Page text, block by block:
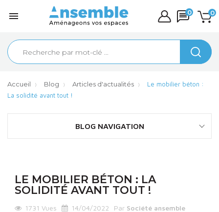
 0
0
Accueil Blog Articles d'actualités
Le mobilier béton :
La solidité avant tout !
BLOG NAVIGATION
LE MOBILIER BÉTON : LA
SOLIDITÉ AVANT TOUT !
1731 Vues 14/04/2022 Par Société ansemble